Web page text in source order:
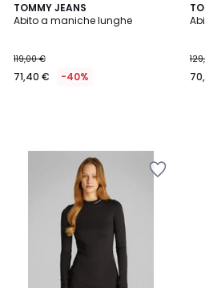
TOMMY JEANS
Abito a maniche lunghe
119,00 €
71,40 € -40%